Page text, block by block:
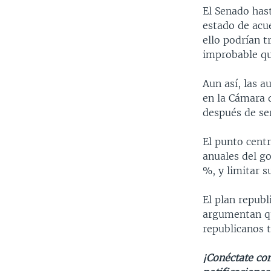
El Senado
estado de
ello podrían
improbable
Aun así, las
en la Cámara
después de
El punto
anuales del
%, y limitar
El plan
argumentan
republicanos
¡Conéctate